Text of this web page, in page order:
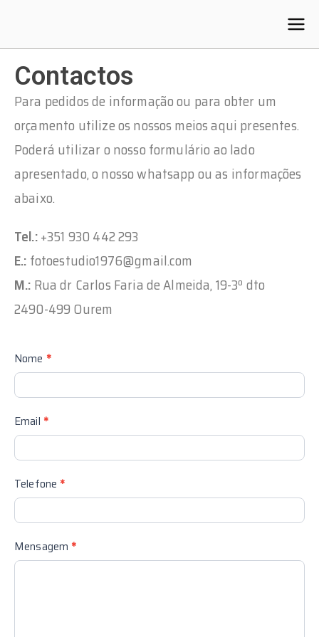
Foto Estudio
Contactos
Para pedidos de informação ou para obter um
orçamento utilize os nossos meios aqui presentes.
Poderá utilizar o nosso formulário ao lado
apresentado, o nosso whatsapp ou as informações
abaixo.
Tel.:+351 930 442 293
E.: fotoestudio1976@gmail.com
M.: Rua dr Carlos Faria de Almeida, 19-3º dto
2490-499 Ourem
Contact
Us
Nome *
Email *
Telefone *
Mensagem *